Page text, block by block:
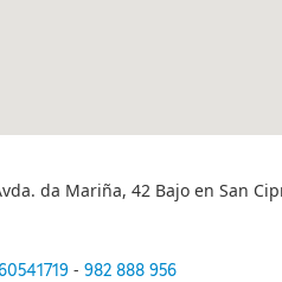
da Mariña, 42 Bajo en San
- 982 888 956